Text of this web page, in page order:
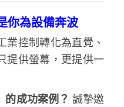
你為設備奔波
業控制轉化為直覺、
提供螢幕，更提供一
的成功案例？ 誠摯邀